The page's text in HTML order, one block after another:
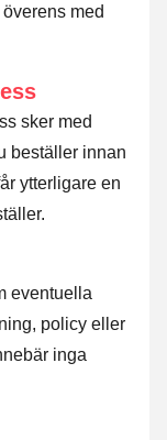
med
sker med
beställer innan
ytterligare en
eventuella
policy eller
inga